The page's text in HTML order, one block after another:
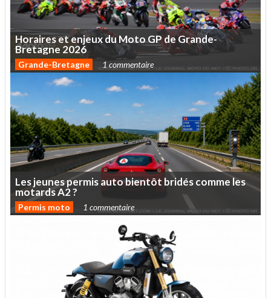
HorairesetenjeuxduMotoGPdeGrande-
Bretagne 2026
Grande-Bretagne 1 commentaire
Lesjeunespermisautobientôt bridéscommeles
motardsA2?
Permis moto 1 commentaire